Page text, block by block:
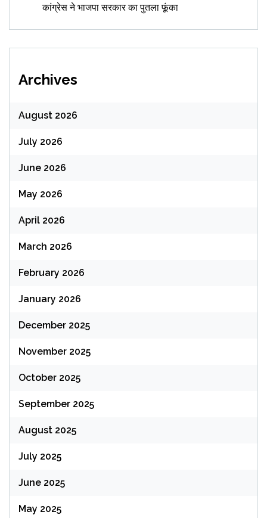
कांग्रेस ने भाजपा सरकार का पुतला फूंका
Archives
August 2026
July 2026
June 2026
May 2026
April 2026
March 2026
February 2026
January 2026
December 2025
November 2025
October 2025
September 2025
August 2025
July 2025
June 2025
May 2025